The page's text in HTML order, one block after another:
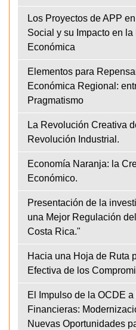
Los Proyectos de APP
Social y su Impacto en
Económica
Elementos para
Económica Regional:
Pragmatismo
La Revolución Creativa
Revolución Industrial.
Economía Naranja: la
Económico.
Presentación de la
una Mejor Regulación
Costa Rica."
Hacia una Hoja de Ruta
Efectiva de los
El Impulso de la OCDE
Financieras:
Nuevas Oportunidades